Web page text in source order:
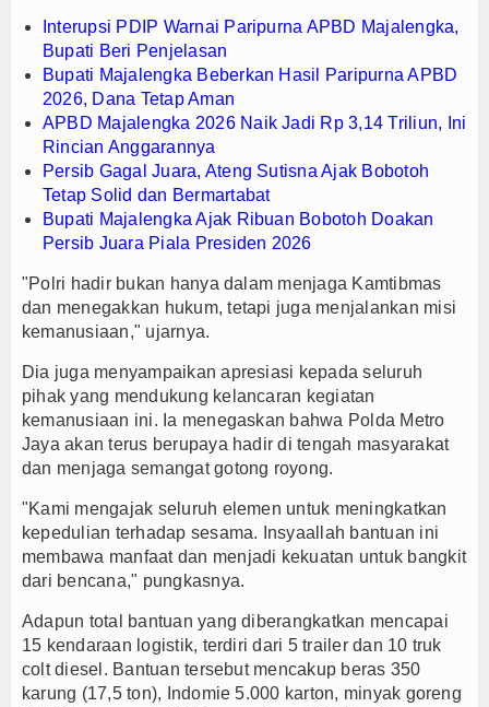
Interupsi PDIP Warnai Paripurna APBD Majalengka,
Bupati Beri Penjelasan
Bupati Majalengka Beberkan Hasil Paripurna APBD
2026, Dana Tetap Aman
APBD Majalengka 2026 Naik Jadi Rp 3,14 Triliun, Ini
Rincian Anggarannya
Persib Gagal Juara, Ateng Sutisna Ajak Bobotoh
Tetap Solid dan Bermartabat
Bupati Majalengka Ajak Ribuan Bobotoh Doakan
Persib Juara Piala Presiden 2026
"Polri hadir bukan hanya dalam menjaga Kamtibmas
dan menegakkan hukum, tetapi juga menjalankan misi
kemanusiaan," ujarnya.
Dia juga menyampaikan apresiasi kepada seluruh
pihak yang mendukung kelancaran kegiatan
kemanusiaan ini. Ia menegaskan bahwa Polda Metro
Jaya akan terus berupaya hadir di tengah masyarakat
dan menjaga semangat gotong royong.
"Kami mengajak seluruh elemen untuk meningkatkan
kepedulian terhadap sesama. Insyaallah bantuan ini
membawa manfaat dan menjadi kekuatan untuk bangkit
dari bencana," pungkasnya.
Adapun total bantuan yang diberangkatkan mencapai
15 kendaraan logistik, terdiri dari 5 trailer dan 10 truk
colt diesel. Bantuan tersebut mencakup beras 350
karung (17,5 ton), Indomie 5.000 karton, minyak goreng